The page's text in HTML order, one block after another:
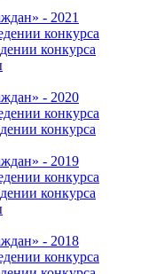
- 2021
конкурса
конкурса
- 2020
конкурса
конкурса
- 2019
конкурса
конкурса
- 2018
конкурса